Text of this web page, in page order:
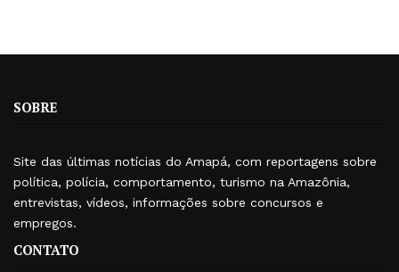
SOBRE
Site das últimas notícias do Amapá, com reportagens sobre
política, polícia, comportamento, turismo na Amazônia,
entrevistas, vídeos, informações sobre concursos e
empregos.
CONTATO